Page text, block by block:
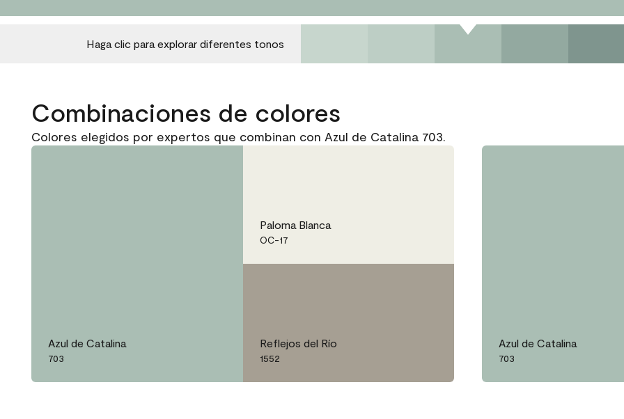
Haga clic para explorar diferentes tonos
Combinaciones de colores
Colores elegidos por expertos que combinan con Azul de Catalina 703.
Azul de Catalina
703
Paloma Blanca
OC-17
Reflejos del Río
1552
Azul de Catalina
703